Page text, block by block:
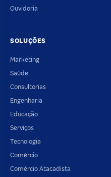
Ouvidoria
SOLUÇÕES
Marketing
Saúde
Consultorias
Engenharia
Educação
Serviços
Tecnologia
Comércio
Comércio Atacadista